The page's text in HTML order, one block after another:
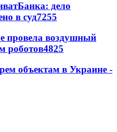
дело
в суд7255
провела воздушный
роботов4825
объектам в Украине -